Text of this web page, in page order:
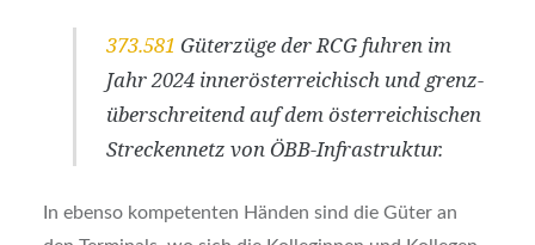
373.581 Güter­zü­ge der RCG fuh­ren im
Jahr 2024 inner­ös­ter­rei­chisch und grenz­
über­schrei­tend auf dem öster­rei­chi­schen
Stre­cken­netz von ÖBB-Infra­struk­tur.
In eben­so kom­pe­ten­ten Hän­den sind die Güter an